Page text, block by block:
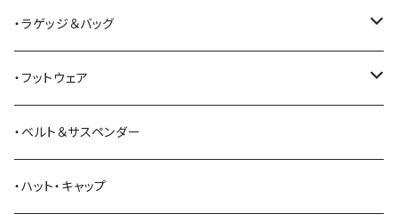
All American Khakis
American Optical
ANDERSON BEAN BOOT CO.
Bass Pro Shops
ベスト
セーター
スウェットシャツ
カーディガン
ワークパンツ
オーバーオール
ミリタリーパンツ
ツナギ
コート
ジャケット
ベスト
・ラゲッジ＆バッグ
トートバッグ
ショルダーバッグ
リュック・バックパック
・フットウェア
ブーツ
スニーカー
・ベルト＆サスペンダー
・ハット・キャップ